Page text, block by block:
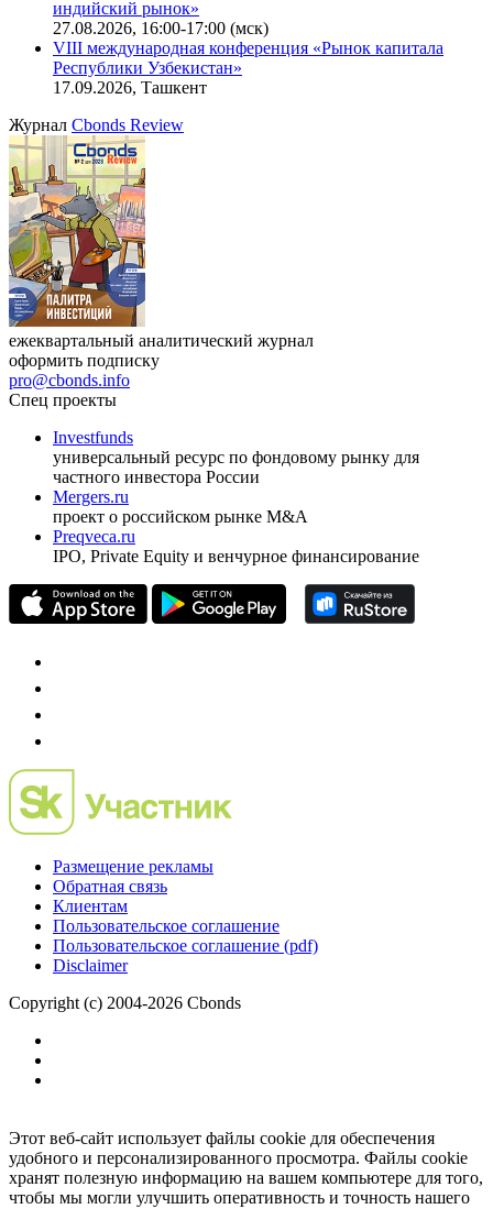
индийский рынок»
27.08.2026, 16:00-17:00 (мск)
VIII международная конференция «Рынок капитала
Республики Узбекистан»
17.09.2026, Ташкент
Журнал Cbonds Review
ежеквартальный аналитический журнал
оформить подписку
pro@cbonds.info
Спец проекты
Investfunds
универсальный ресурс по фондовому рынку для
частного инвестора России
Mergers.ru
проект о российском рынке M&A
Preqveca.ru
IPO, Private Equity и венчурное финансирование
Размещение рекламы
Обратная связь
Клиентам
Пользовательское соглашение
Пользовательское соглашение (pdf)
Disclaimer
Copyright (c) 2004-2026 Cbonds
Этот веб-сайт использует файлы cookie для обеспечения
удобного и персонализированного просмотра. Файлы cookie
хранят полезную информацию на вашем компьютере для того,
чтобы мы могли улучшить оперативность и точность нашего